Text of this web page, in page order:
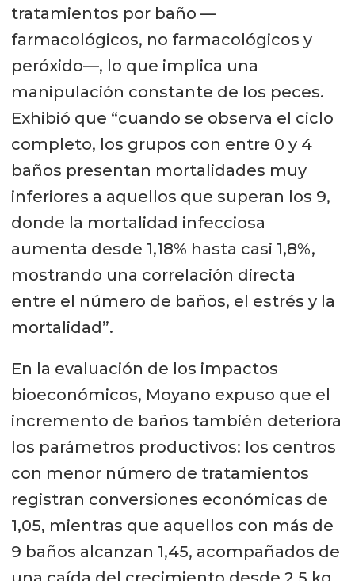
considerar tanto el impacto del
parásito en peces cultivados como
en poblaciones silvestres. Agregó
que su motivación es contribuir a
soluciones que “reduzcan el
problema de los piojos, aumenten el
bienestar de los salmones que
cultivamos y alivien la presión sobre
los peces silvestres”, enfatizando su
convicción en una acuicultura capaz
de producir alimentos de forma
eficiente sin comprometer el
tratamientos por baño —
farmacológicos, no farmacológicos y
peróxido—, lo que implica una
manipulación constante de los peces.
Exhibió que “cuando se observa el ciclo
completo, los grupos con entre 0 y 4
baños presentan mortalidades muy
inferiores a aquellos que superan los 9,
donde la mortalidad infecciosa
aumenta desde 1,18% hasta casi 1,8%,
mostrando una correlación directa
entre el número de baños, el estrés y la
mortalidad”.
En la evaluación de los impactos
bioeconómicos, Moyano expuso que el
incremento de baños también deteriora
los parámetros productivos: los centros
con menor número de tratamientos
registran conversiones económicas de
1,05, mientras que aquellos con más de
9 baños alcanzan 1,45, acompañados de